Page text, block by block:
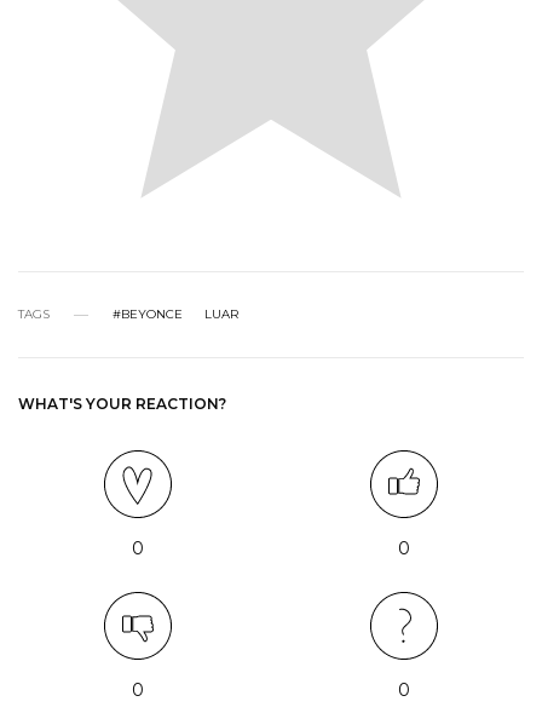
TAGS #BEYONCE LUAR
WHAT'S YOUR REACTION?
0 0
0 0